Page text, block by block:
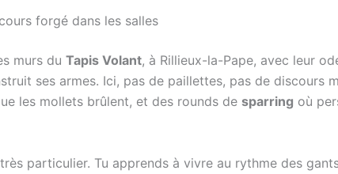
forgé dans les salles
murs du Tapis Volant, à Rillieux-la-Pape, avec leur
ses armes. Ici, pas de paillettes, pas de discours
les mollets brûlent, et des rounds de sparring où
très particulier. Tu apprends à vivre au rythme des